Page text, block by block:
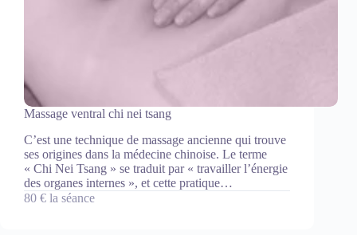
Massage ventral chi nei tsang
C’est une technique de massage ancienne qui trouve
ses origines dans la médecine chinoise. Le terme
« Chi Nei Tsang » se traduit par « travailler l’énergie
des organes internes », et cette pratique…
80 € la séance